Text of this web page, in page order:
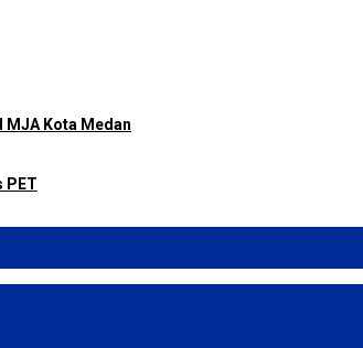
MJA Kota Medan
PET